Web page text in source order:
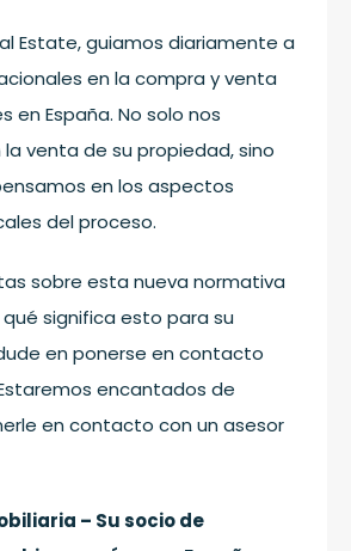
Estate, guiamos diariamente a
en la compra y venta
en España. No solo nos
venta de su propiedad, sino
en los aspectos
del proceso.
sobre esta nueva normativa
significa esto para su
en ponerse en contacto
encantados de
en contacto con un asesor
– Su socio de